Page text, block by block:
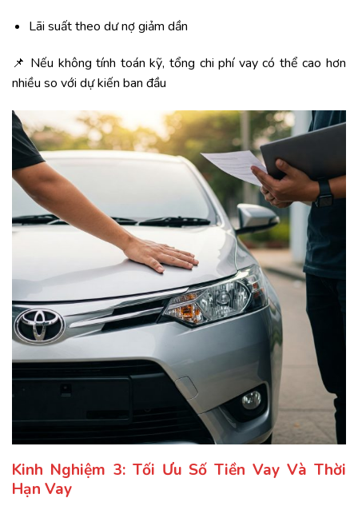
Lãi suất theo dư nợ giảm dần
📌 Nếu không tính toán kỹ, tổng chi phí vay có thể cao hơn
nhiều so với dự kiến ban đầu
Kinh Nghiệm 3: Tối Ưu Số Tiền Vay Và Thời
Hạn Vay